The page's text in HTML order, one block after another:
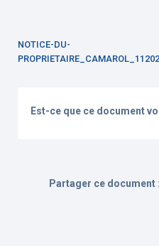
NOTICE-DU-
Est-ce que ce document
Partager ce document :